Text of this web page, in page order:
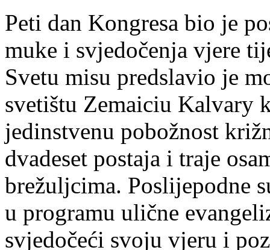
Peti dan Kongresa bio je
muke i svjedočenja vjere
Svetu misu predslavio je
svetištu Zemaiciu Kalvary
jedinstvenu pobožnost
dvadeset postaja i traje
brežuljcima. Poslijepodne
u programu ulične
svjedočeći svoju vjeru i